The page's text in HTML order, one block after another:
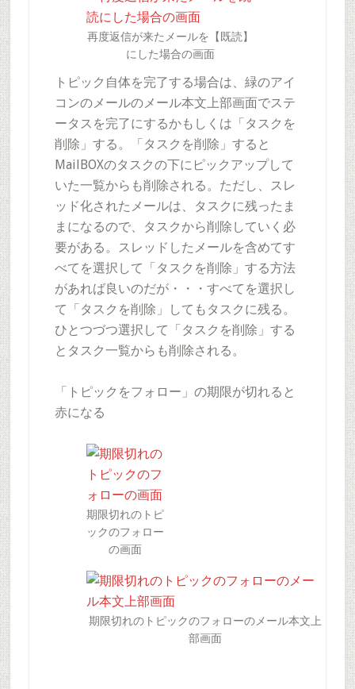
再度返信が来たメールを【既読】
にした場合の画面
トピック自体を完了する場合は、緑のアイ
コンのメールのメール本文上部画面でステ
ータスを完了にするかもしくは「タスクを
削除」する。「タスクを削除」すると
MailBOXのタスクの下にピックアップして
いた一覧からも削除される。ただし、スレ
ッド化されたメールは、タスクに残ったま
まになるので、タスクから削除していく必
要がある。スレッドしたメールを含めてす
べてを選択して「タスクを削除」する方法
があれば良いのだが・・・すべてを選択し
て「タスクを削除」してもタスクに残る。
ひとつづつ選択して「タスクを削除」する
とタスク一覧からも削除される。
「トピックをフォロー」の期限が切れると
赤になる
期限切れのトピ
ックのフォロー
の画面
期限切れのトピックのフォローのメール本文上
部画面